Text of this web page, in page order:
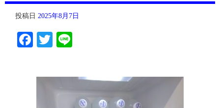
投稿日 2025年8月7日
Facebook
Twitter